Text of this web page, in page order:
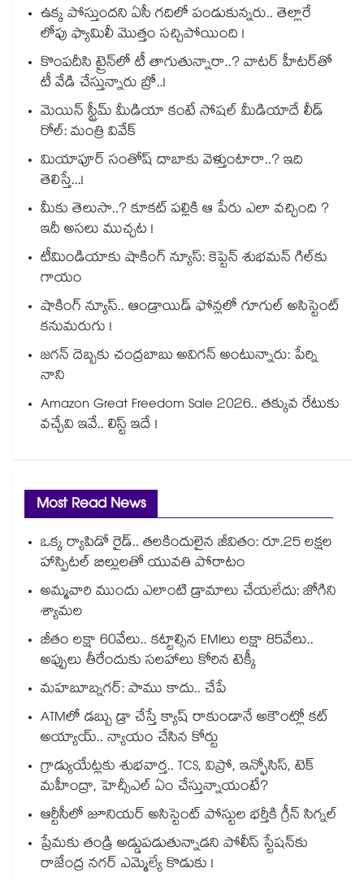
ఉక్క పోస్తుందని ఏసీ గదిలో పండుకున్నరు.. తెల్లారే
లోపు ఫ్యామిలీ మొత్తం సచ్చిపోయింది !
కొంపదీసి ట్రైన్⁬లో టీ తాగుతున్నారా..? వాటర్ హీటర్⁭⁭తో
టీ వేడి చేస్తున్నారు బ్రో..!
మెయిన్ స్ట్రీమ్ మీడియా కంటే సోషల్ మీడియాదే లీడ్
రోల్: మంత్రి వివేక్
మియాపూర్ సంతోష్ దాబాకు వెళ్తుంటారా..? ఇది
తెలిస్తే...!
మీకు తెలుసా..? కూకట్ పల్లికి ఆ పేరు ఎలా వచ్చింది ?
ఇదీ అసలు ముచ్చట !
టీమిండియాకు షాకింగ్ న్యూస్: కెప్టెన్ శుభమన్ గిల్‎కు
గాయం
షాకింగ్ న్యూస్.. ఆండ్రాయిడ్ ఫోన్లలో గూగుల్ అసిస్టెంట్
కనుమరుగు !
జగన్ దెబ్బకు చంద్రబాబు అవిగన్ అంటున్నారు: పేర్ని
నాని
Amazon Great Freedom Sale 2026.. తక్కువ రేటుకు
వచ్చేవి ఇవే.. లిస్ట్ ఇదే !
Most Read News
ఒక్క ర్యాపిడో రైడ్.. తలకిందులైన జీవితం: రూ.25 లక్షల
హాస్పిటల్ బిల్లులతో యువతి పోరాటం
అమ్మవారి ముందు ఎలాంటి డ్రామాలు చేయలేదు: జోగిని
శ్యామల
జీతం లక్షా 60వేలు.. కట్టాల్సిన EMIలు లక్షా 85వేలు..
అప్పులు తీరేందుకు సలహాలు కోరిన టెక్కీ
మహబూబ్నగర్: పాము కాదు.. చేపే
ATMలో డబ్బు డ్రా చేస్తే క్యాష్ రాకుండానే అకౌంట్లో కట్
అయ్యాయ్.. న్యాయం చేసిన కోర్టు
గ్రాడ్యుయేట్లకు శుభవార్త.. TCS, విప్రో, ఇన్ఫోసిస్, టెక్
మహీంద్రా, హెచ్సీఎల్ ఏం చేస్తున్నాయంటే?
ఆర్టీసీలో జూనియర్ అసిస్టెంట్‌‌ పోస్టుల భర్తీకి గ్రీన్‌‌ సిగ్నల్
ప్రేమకు తండ్రి అడ్డుపడుతున్నాడని పోలీస్ స్టేషన్⁪కు
రాజేంద్ర నగర్ ఎమ్మెల్యే కొడుకు !